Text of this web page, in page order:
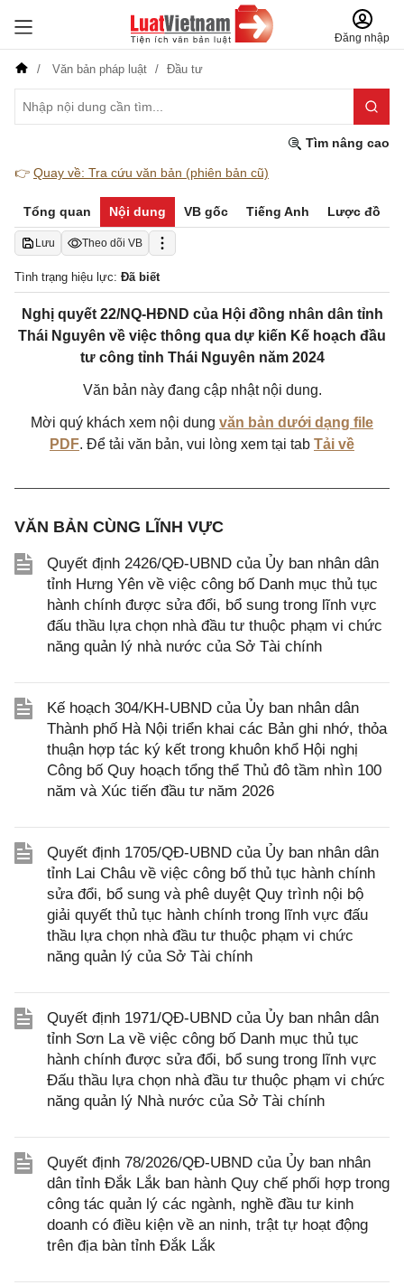
Đăng nhập
Văn bản pháp luật Đầu tư
Tìm nâng cao
👉 Quay về: Tra cứu văn bản (phiên bản cũ)
Tổng quan Nội dung VB gốc Tiếng Anh Lược đồ
Lưu Theo dõi VB
Tình trạng hiệu lực: Đã biết
Nghị quyết 22/NQ-HĐND của Hội đồng nhân dân tỉnh
Thái Nguyên về việc thông qua dự kiến Kế hoạch đầu
tư công tỉnh Thái Nguyên năm 2024
Văn bản này đang cập nhật nội dung.
Mời quý khách xem nội dung văn bản dưới dạng file
PDF. Để tải văn bản, vui lòng xem tại tab Tải về
VĂN BẢN CÙNG LĨNH VỰC
Quyết định 2426/QĐ-UBND của Ủy ban nhân dân
tỉnh Hưng Yên về việc công bố Danh mục thủ tục
hành chính được sửa đổi, bổ sung trong lĩnh vực
đấu thầu lựa chọn nhà đầu tư thuộc phạm vi chức
năng quản lý nhà nước của Sở Tài chính
Kế hoạch 304/KH-UBND của Ủy ban nhân dân
Thành phố Hà Nội triển khai các Bản ghi nhớ, thỏa
thuận hợp tác ký kết trong khuôn khổ Hội nghị
Công bố Quy hoạch tổng thể Thủ đô tầm nhìn 100
năm và Xúc tiến đầu tư năm 2026
Quyết định 1705/QĐ-UBND của Ủy ban nhân dân
tỉnh Lai Châu về việc công bố thủ tục hành chính
sửa đổi, bổ sung và phê duyệt Quy trình nội bộ
giải quyết thủ tục hành chính trong lĩnh vực đấu
thầu lựa chọn nhà đầu tư thuộc phạm vi chức
năng quản lý của Sở Tài chính
Quyết định 1971/QĐ-UBND của Ủy ban nhân dân
tỉnh Sơn La về việc công bố Danh mục thủ tục
hành chính được sửa đổi, bổ sung trong lĩnh vực
Đấu thầu lựa chọn nhà đầu tư thuộc phạm vi chức
năng quản lý Nhà nước của Sở Tài chính
Quyết định 78/2026/QĐ-UBND của Ủy ban nhân
dân tỉnh Đắk Lắk ban hành Quy chế phối hợp trong
công tác quản lý các ngành, nghề đầu tư kinh
doanh có điều kiện về an ninh, trật tự hoạt động
trên địa bàn tỉnh Đắk Lắk